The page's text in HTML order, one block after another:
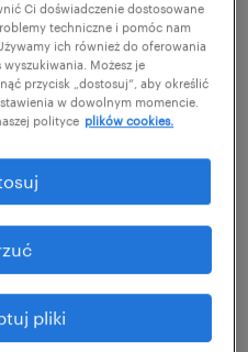
między
– jakie są
przez
Kodeksu pracy
a 18. rokiem życia
na podstawie
obowiązki
powinni jednak
Ci doświadczenie dostosowane
techniczne i pomóc nam
ich również do oferowania
Możesz je
przycisk „dostosuj”, aby określić
w dowolnym momencie.
polityce plików cookies.
pliki